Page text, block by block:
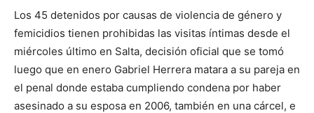
Los 45 detenidos por causas de violencia de género y
femicidios tienen prohibidas las visitas íntimas desde el
miércoles último en Salta, decisión oficial que se tomó
luego que en enero Gabriel Herrera matara a su pareja en
el penal donde estaba cumpliendo condena por haber
asesinado a su esposa en 2006, también en una cárcel, e